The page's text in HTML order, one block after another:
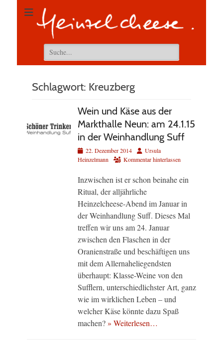
Suchen
nach:
Schlagwort: Kreuzberg
Wein und Käse aus der
Markthalle Neun: am 24.1.15
in der Weinhandlung Suff
Veröffentlicht
am
22. Dezember 2014 AutorUrsula
Heinzelmann
Kommentar hinterlassen
Inzwischen ist er schon beinahe ein
Ritual, der alljährliche
Heinzelcheese-Abend im Januar in
der Weinhandlung Suff. Dieses Mal
treffen wir uns am 24. Januar
zwischen den Flaschen in der
Oranienstraße und beschäftigen uns
mit dem Allernaheliegendsten
überhaupt: Klasse-Weine von den
Sufflern, unterschiedlichster Art, ganz
wie im wirklichen Leben – und
welcher Käse könnte dazu Spaß
machen?» Weiterlesen…